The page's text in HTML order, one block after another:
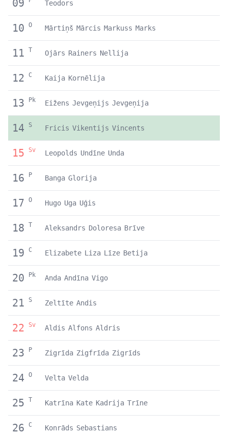
09 Teodors
10 O Mārtiņš Mārcis Markuss Marks
11 T Ojārs Rainers Nellija
12 C Kaija Kornēlija
13 Pk Eižens Jevgeņijs Jevgeņija
14 S Fricis Vikentijs Vincents
15 Sv Leopolds Undīne Unda
16 P Banga Glorija
17 O Hugo Uga Uģis
18 T Aleksandrs Doloresa Brīve
19 C Elizabete Liza Līze Betija
20 Pk Anda Andīna Vigo
21 S Zeltīte Andis
22 Sv Aldis Alfons Aldris
23 P Zigrīda Zigfrīda Zigrīds
24 O Velta Velda
25 T Katrīna Kate Kadrija Trīne
26 C Konrāds Sebastians